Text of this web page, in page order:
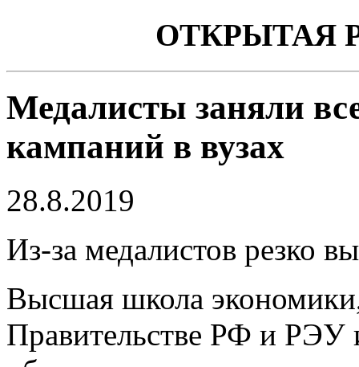
ОТКРЫТАЯ
Медалисты заняли
кампаний в вузах
28.8.2019
Из-за медалистов резко
Высшая школа
Правительстве РФ и РЭУ